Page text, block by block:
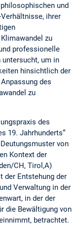
und
ihrer
zu
professionelle
untersucht, um in
hinsichtlich der
des
zu
des
19. Jahrhunderts“
von
Kontext der
CH, Tirol,A)
der Entstehung der
Verwaltung in der
in der der
die Bewältigung von
betrachtet.